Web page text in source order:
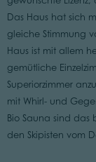
Das Haus hat sich
gleiche Stimmung
Haus ist mit allem
gemütliche
Superiorzimmer
mit Whirl- und
Bio Sauna sind das
den Skipisten vom